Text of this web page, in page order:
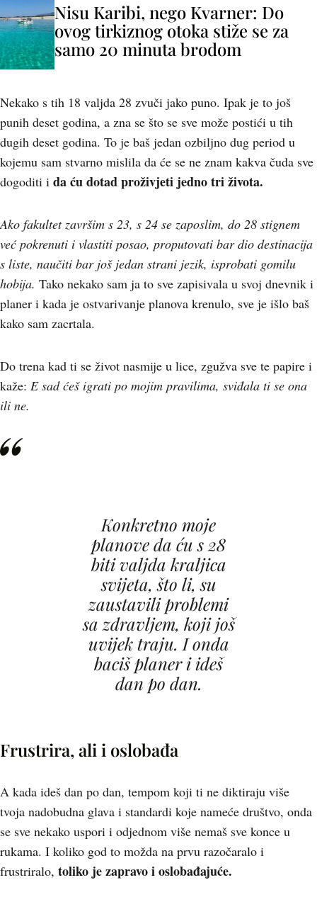
Nisu Karibi, nego Kvarner: Do
ovog tirkiznog otoka stiže se za
samo 20 minuta brodom
Nekako s tih 18 valjda 28 zvuči jako puno. Ipak je to još
punih deset godina, a zna se što se sve može postići u tih
dugih deset godina. To je baš jedan ozbiljno dug period u
kojemu sam stvarno mislila da će se ne znam kakva čuda sve
dogoditi i da ću dotad proživjeti jedno tri života.
Ako fakultet završim s 23, s 24 se zaposlim, do 28 stignem
već pokrenuti i vlastiti posao, proputovati bar dio destinacija
s liste, naučiti bar još jedan strani jezik, isprobati gomilu
hobija. Tako nekako sam ja to sve zapisivala u svoj dnevnik i
planer i kada je ostvarivanje planova krenulo, sve je išlo baš
kako sam zacrtala.
Do trena kad ti se život nasmije u lice, zgužva sve te papire i
kaže: E sad ćeš igrati po mojim pravilima, sviđala ti se ona
ili ne.
Konkretno moje
planove da ću s 28
biti valjda kraljica
svijeta, što li, su
zaustavili problemi
sa zdravljem, koji još
uvijek traju. I onda
baciš planer i ideš
dan po dan.
Frustrira, ali i oslobađa
A kada ideš dan po dan, tempom koji ti ne diktiraju više
tvoja nadobudna glava i standardi koje nameće društvo, onda
se sve nekako uspori i odjednom više nemaš sve konce u
rukama. I koliko god to možda na prvu razočaralo i
frustriralo, toliko je zapravo i oslobađajuće.